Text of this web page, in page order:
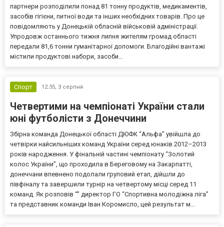
партнери розподілили понад 81 тонну продуктів, медикаментів,
засобів гігієни, питної води та інших необхідних товарів. Про це
повідомляють у Донецькій обласній військовій адміністрації.
Упродовж останнього тижня липня жителям громад області
передали 81,6 тонни гуманітарної допомоги. Благодійні вантажі
містили продуктові набори, засоби...
Спорт 12:35, 3 серпня
Четвертими на чемпіонаті України стали
юні футболісти з Донеччини
Збірна команда Донецької області ДЮФК “Альфа” увійшла до
четвірки найсильніших команд України серед юнаків 2012–2013
років народження. У фінальній частині чемпіонату “Золотий
колос України”, що проходила в Береговому на Закарпатті,
донеччани впевнено подолали груповий етап, дійшли до
півфіналу та завершили турнір на четвертому місці серед 11
команд. Як розповів “” директор ГО “Спортивна молодіжна ліга”
та представник команди Іван Коромисло, цей результат м...